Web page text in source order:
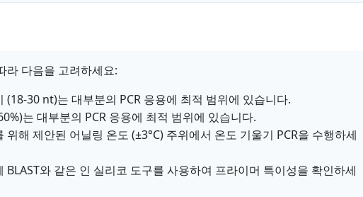
라 다음을 고려하세요:
(18-30 nt)는 대부분의 PCR 응용에 최적 범위에 있습니다.
는 대부분의 PCR 응용에 최적 범위에 있습니다.
위해 제안된 어닐링 온도 (±3°C) 주위에서 온도 기울기 PCR을 수행하세
BLAST와 같은 인 실리코 도구를 사용하여 프라이머 특이성을 확인하세